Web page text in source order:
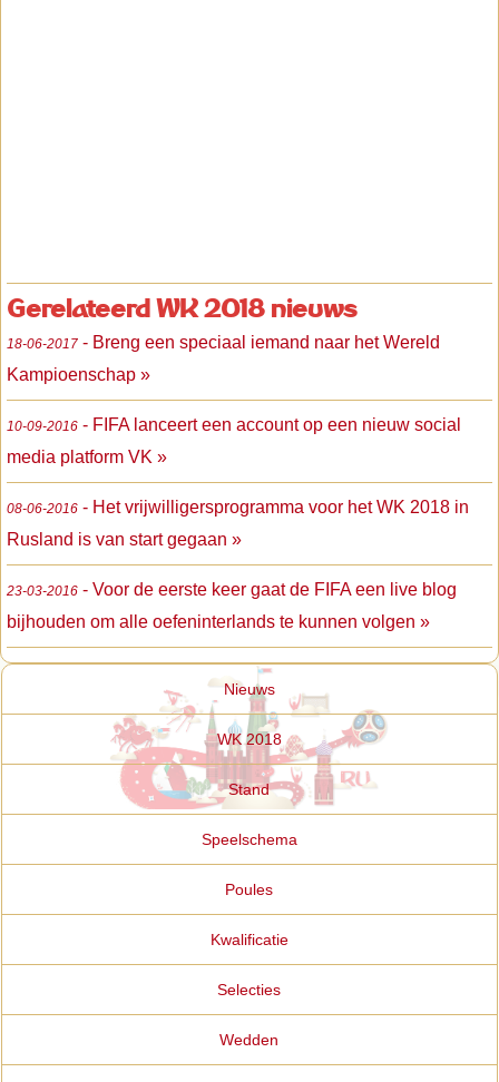
Gerelateerd WK 2018 nieuws
18-06-2017 - Breng een speciaal iemand naar het Wereld
Kampioenschap »
10-09-2016 - FIFA lanceert een account op een nieuw social
media platform VK »
08-06-2016 - Het vrijwilligersprogramma voor het WK 2018 in
Rusland is van start gegaan »
23-03-2016 - Voor de eerste keer gaat de FIFA een live blog
bijhouden om alle oefeninterlands te kunnen volgen »
Nieuws
WK 2018
Stand
Speelschema
Poules
Kwalificatie
Selecties
Wedden